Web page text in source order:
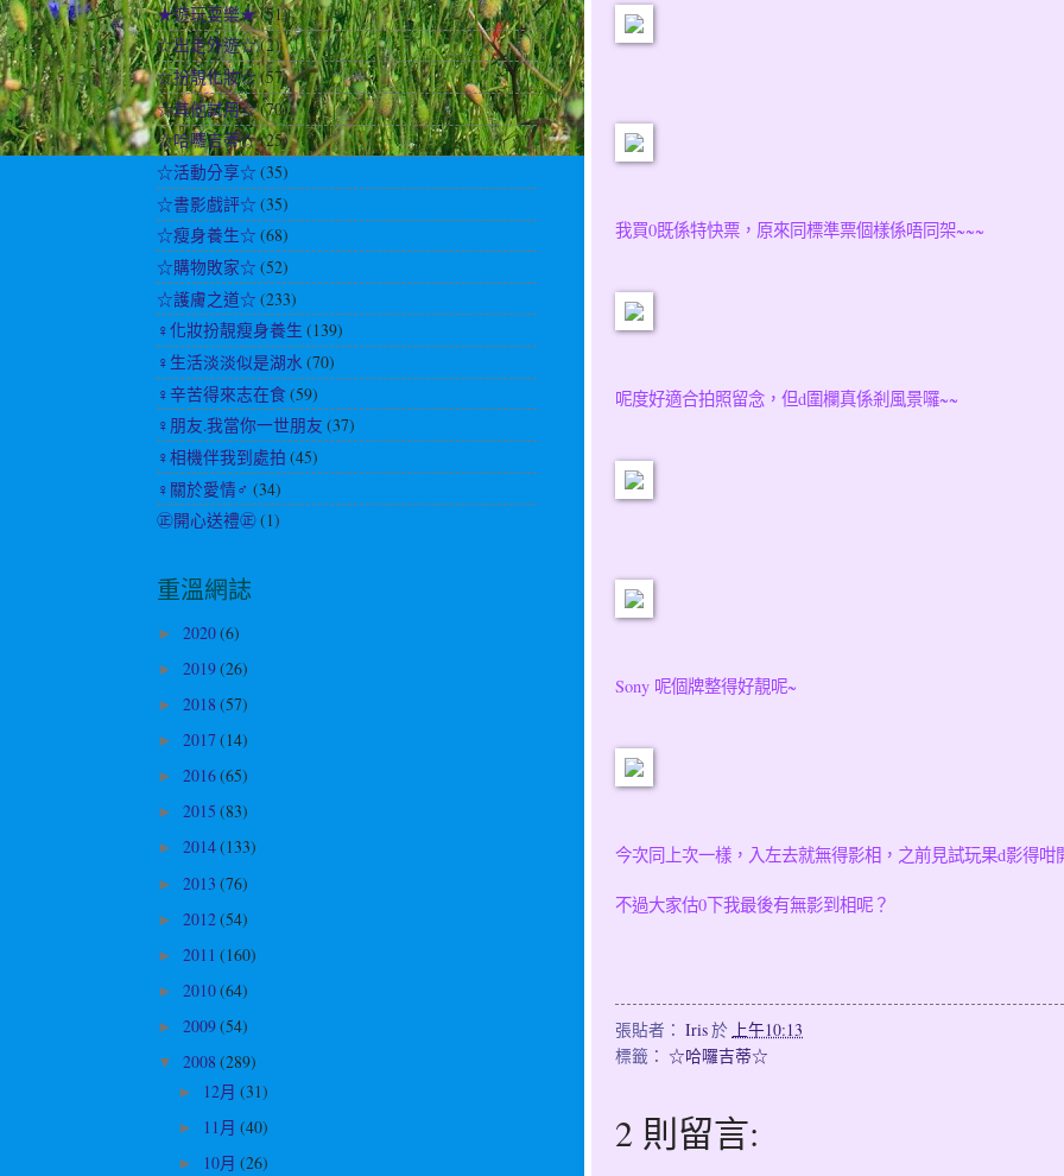
我買0既係特快票，原來同標準票個樣係唔同架~~~
呢度好適合拍照留念，但d圍欄真係剎風景囉~~
Sony 呢個牌整得好靚呢~
今次同上次一樣，入左去就無得影相，之前見試玩果d影得咁
不過大家估0下我最後有無影到相呢？
張貼者： Iris於 上午10:13
標籤： ☆哈囉吉蒂☆
2 則留言:
★遊玩耍樂★(51)
☆出走外遊☆(2)
☆扮靚化妝☆(57)
☆其他試用☆(70)
☆哈囉吉蒂☆(25)
☆活動分享☆ (35)
☆書影戲評☆ (35)
☆瘦身養生☆ (68)
☆購物敗家☆ (52)
☆護膚之道☆ (233)
♀化妝扮靚瘦身養生 (139)
♀生活淡淡似是湖水 (70)
♀辛苦得來志在食 (59)
♀朋友.我當你一世朋友 (37)
♀相機伴我到處拍 (45)
♀關於愛情♂ (34)
㊣開心送禮㊣(1)
重溫網誌
► 2020(6)
► 2019(26)
► 2018 (57)
► 2017 (14)
► 2016(65)
► 2015 (83)
► 2014(133)
► 2013 (76)
► 2012(54)
► 2011 (160)
► 2010(64)
► 2009(54)
▼ 2008 (289)
► 12月 (31)
► 11月 (40)
► 10月 (26)